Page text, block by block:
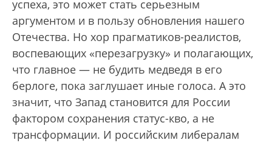
успеха, это может стать серьезным
аргументом и в пользу обновления нашего
Отечества. Но хор прагматиков-реалистов,
воспевающих «перезагрузку» и полагающих,
что главное — не будить медведя в его
берлоге, пока заглушает иные голоса. А это
значит, что Запад становится для России
фактором сохранения статус-кво, а не
трансформации. И российским либералам